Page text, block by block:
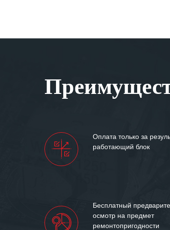
Оплата только за
работающий блок
Бесплатный
осмотр на предмет
ремонтопригодности